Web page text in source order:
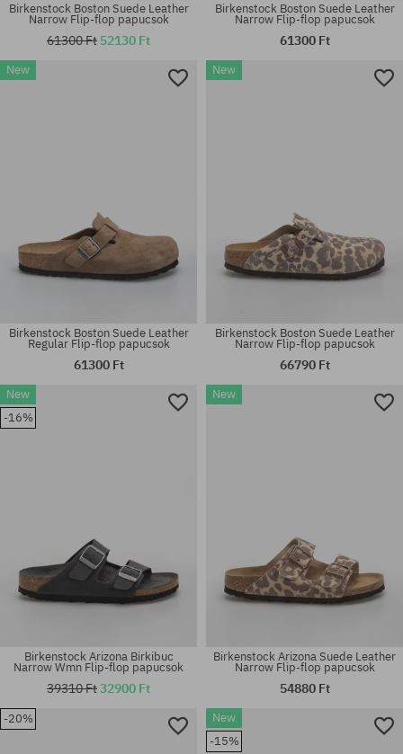
Elérhető méretek:
Elérhető méretek:
Elérhető méretek:
36; 37; 38; 39; 40; 41
Birkenstock Boston Suede Leather
Narrow Flip-flop papucsok
61300 Ft 52130 Ft
Elérhető méretek:
Birkenstock Boston Suede Leather
Narrow Flip-flop papucsok
61300 Ft
New
Elérhető méretek:
Birkenstock Boston Suede Leather
Regular Flip-flop papucsok
61300 Ft
New
Elérhető méretek:
36; 37; 38; 40; 41
Birkenstock Boston Suede Leather
Narrow Flip-flop papucsok
66790 Ft
New
-16%
Birkenstock Arizona Birkibuc
Narrow Wmn Flip-flop papucsok
39310 Ft32900 Ft
New
Birkenstock Arizona Suede Leather
Narrow Flip-flop papucsok
54880 Ft
-20%
New
-15%